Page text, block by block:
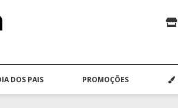
DOS PAIS PROMOÇÕES